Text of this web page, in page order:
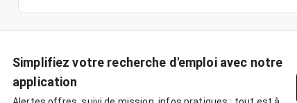
Simplifiez votre recherche d'emploi avec notre
application